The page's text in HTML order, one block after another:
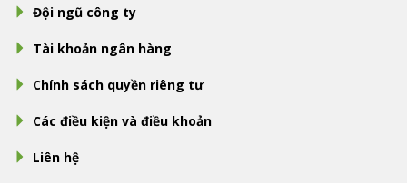
Đội ngũ công ty
Tài khoản ngân hàng
Chính sách quyền riêng tư
Các điều kiện và điều khoản
Liên hệ